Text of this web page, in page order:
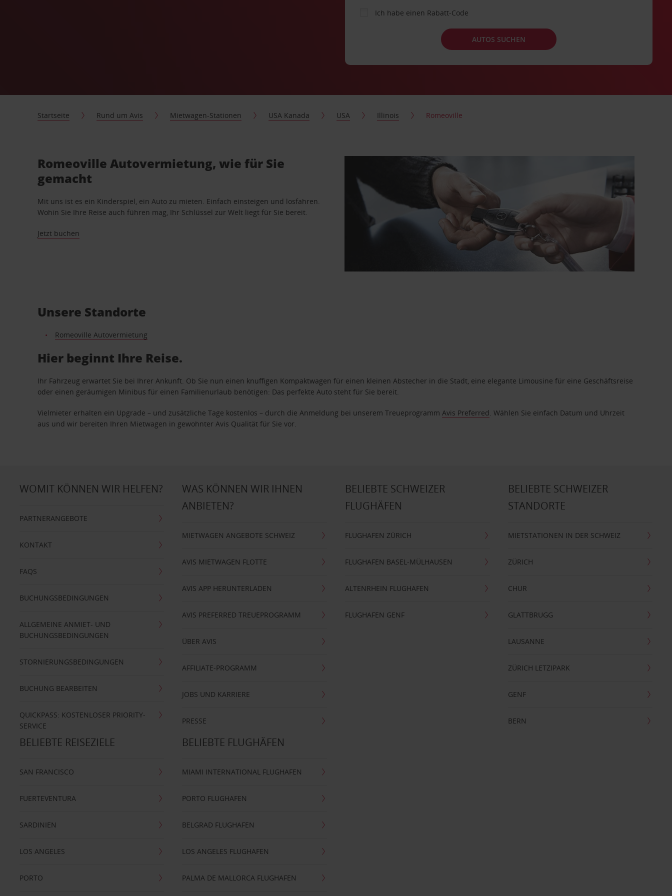
Ich habe einen Rabatt-Code
AUTOS SUCHEN
Startseite Rund um Avis Mietwagen-Stationen USA Kanada USA Illinois Romeoville
Romeoville Autovermietung, wie für Sie
gemacht
Mit uns ist es ein Kinderspiel, ein Auto zu mieten. Einfach einsteigen und losfahren.
Wohin Sie Ihre Reise auch führen mag, Ihr Schlüssel zur Welt liegt für Sie bereit.
Jetzt buchen
Unsere Standorte
Romeoville Autovermietung
Hier beginnt Ihre Reise.
Ihr Fahrzeug erwartet Sie bei Ihrer Ankunft. Ob Sie nun einen knuffigen Kompaktwagen für einen kleinen Abstecher in die Stadt, eine elegante Limousine für eine Geschäftsreise
oder einen geräumigen Minibus für einen Familienurlaub benötigen: Das perfekte Auto steht für Sie bereit.
Vielmieter erhalten ein Upgrade – und zusätzliche Tage kostenlos – durch die Anmeldung bei unserem TreueprogrammAvis Preferred. Wählen Sie einfach Datum und Uhrzeit
aus und wir bereiten Ihren Mietwagen in gewohnter Avis Qualität für Sie vor.
WOMIT KÖNNEN WIR HELFEN?
PARTNERANGEBOTE
KONTAKT
FAQS
BUCHUNGSBEDINGUNGEN
ALLGEMEINE ANMIET- UND
BUCHUNGSBEDINGUNGEN
STORNIERUNGSBEDINGUNGEN
BUCHUNG BEARBEITEN
QUICKPASS: KOSTENLOSER PRIORITY-
SERVICE
WAS KÖNNEN WIR IHNEN
ANBIETEN?
MIETWAGEN ANGEBOTE SCHWEIZ
AVIS MIETWAGEN FLOTTE
AVIS APP HERUNTERLADEN
AVIS PREFERRED TREUEPROGRAMM
ÜBER AVIS
AFFILIATE-PROGRAMM
JOBS UND KARRIERE
PRESSE
BELIEBTE SCHWEIZER
FLUGHÄFEN
FLUGHAFEN ZÜRICH
FLUGHAFEN BASEL-MÜLHAUSEN
ALTENRHEIN FLUGHAFEN
FLUGHAFEN GENF
BELIEBTE SCHWEIZER
STANDORTE
MIETSTATIONEN IN DER SCHWEIZ
ZÜRICH
CHUR
GLATTBRUGG
LAUSANNE
ZÜRICH LETZIPARK
GENF
BERN
BELIEBTE REISEZIELE
SAN FRANCISCO
FUERTEVENTURA
SARDINIEN
LOS ANGELES
PORTO
BELIEBTE FLUGHÄFEN
MIAMI INTERNATIONAL FLUGHAFEN
PORTO FLUGHAFEN
BELGRAD FLUGHAFEN
LOS ANGELES FLUGHAFEN
PALMA DE MALLORCA FLUGHAFEN